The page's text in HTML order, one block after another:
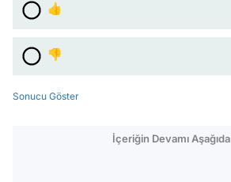
👍
👎
Sonucu Göster
İçeriğin Devamı Aşağıda